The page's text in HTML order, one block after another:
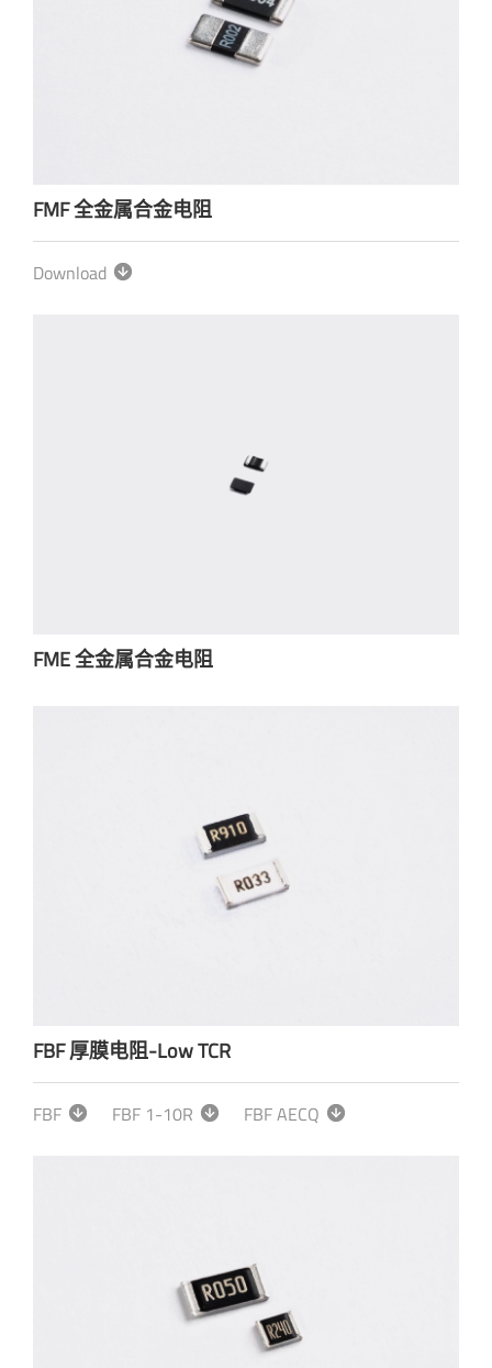
FMF 全金属合金电阻
Download
FME 全金属合金电阻
FBF 厚膜电阻-Low TCR
FBF FBF 1-10R FBF AECQ